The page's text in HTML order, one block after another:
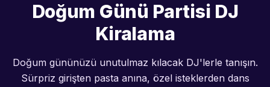
Doğum Günü Partisi DJ
Kiralama
Doğum gününüzü unutulmaz kılacak DJ'lerle tanışın.
Sürpriz girişten pasta anına, özel isteklerden dans